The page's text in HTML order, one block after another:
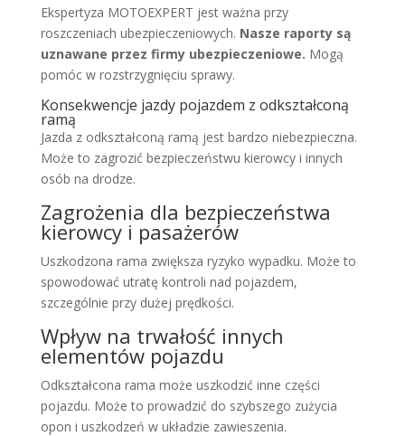
Ekspertyza MOTOEXPERT jest ważna przy
roszczeniach ubezpieczeniowych. Nasze raporty są
uznawane przez firmy ubezpieczeniowe. Mogą
pomóc w rozstrzygnięciu sprawy.
Konsekwencje jazdy pojazdem z odkształconą
ramą
Jazda z odkształconą ramą jest bardzo niebezpieczna.
Może to zagrozić bezpieczeństwu kierowcy i innych
osób na drodze.
Zagrożenia dla bezpieczeństwa
kierowcy i pasażerów
Uszkodzona rama zwiększa ryzyko wypadku. Może to
spowodować utratę kontroli nad pojazdem,
szczególnie przy dużej prędkości.
Wpływ na trwałość innych
elementów pojazdu
Odkształcona rama może uszkodzić inne części
pojazdu. Może to prowadzić do szybszego zużycia
opon i uszkodzeń w układzie zawieszenia.